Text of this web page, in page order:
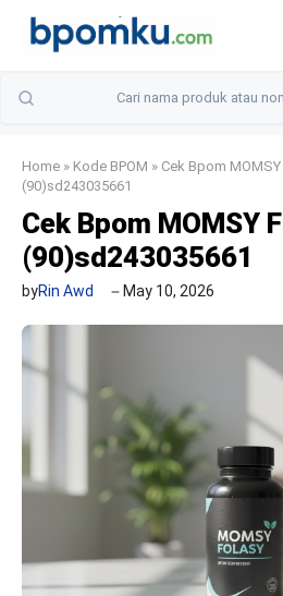
Skip
Home » Kode BPOM » Cek Bpom MOMSY
(90)sd243035661
Cek Bpom MOMSY
(90)sd243035661
byRin Awd May 10, 2026